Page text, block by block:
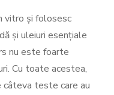
vitro și folosesc
și uleiuri esențiale
nu este foarte
Cu toate acestea,
teste care au